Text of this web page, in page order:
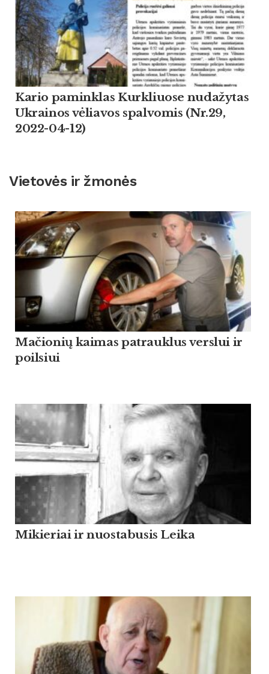
Kario paminklas Kurkliuose nudažytas
Ukrainos vėliavos spalvomis (Nr.29,
2022-04-12)
Vietovės ir žmonės
Mačionių kaimas patrauklus verslui ir
poilsiui
Mikieriai ir nuostabusis Leika